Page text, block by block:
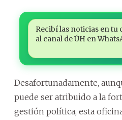
Recibí las noticias en tu
al canal de ÚH en
Desafortunadamente,
puede ser atribuido a la
gestión política, esta